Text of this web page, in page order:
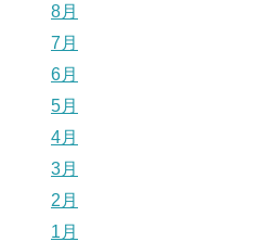
8月
7月
6月
5月
4月
3月
2月
1月